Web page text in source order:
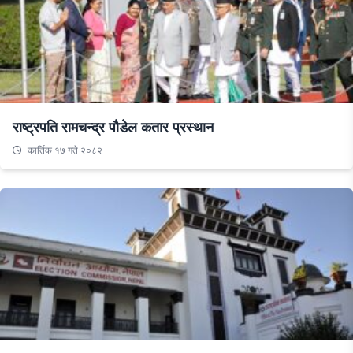
राष्ट्रपति रामचन्द्र पौडेल कतार प्रस्थान
कार्तिक १७ गते २०८२